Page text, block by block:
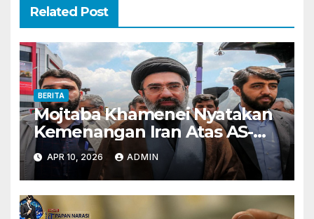
Related Post
BERITA
Mojtaba Khamenei Nyatakan
Kemenangan Iran Atas AS-
Israel
APR 10, 2026 ADMIN